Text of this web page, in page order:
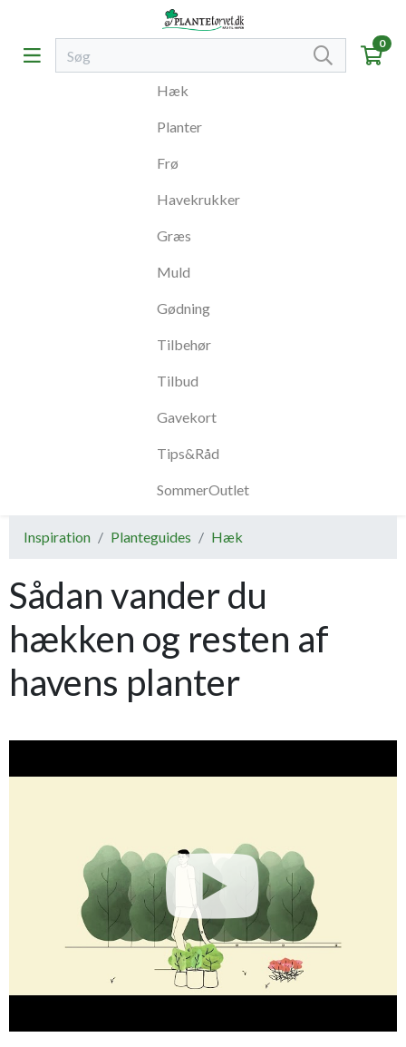
0
Hæk
Planter
Frø
Havekrukker
Græs
Muld
Gødning
Tilbehør
Tilbud
Gavekort
Tips&Råd
SommerOutlet
Inspiration Planteguides Hæk
Sådan vander du
hækken og resten af
havens planter